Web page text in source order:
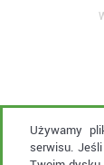
Używamy
serwisu.